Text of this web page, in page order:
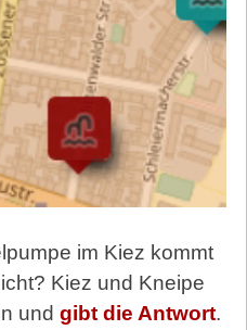
im Kiez kommt
Kiez und Kneipe
und gibt die Antwort.